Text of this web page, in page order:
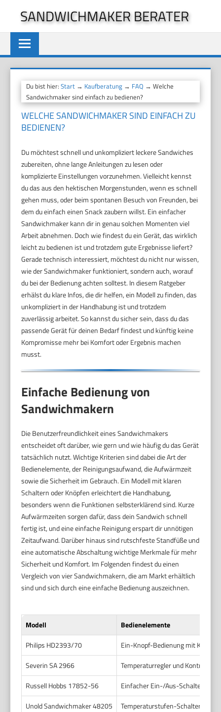
springen
SANDWICHMAKER BERATER
Du bist hier:Start → Kaufberatung → FAQ → Welche
Sandwichmaker sind einfach zu bedienen?
WELCHE SANDWICHMAKER SIND EINFACH ZU
BEDIENEN?
Du möchtest schnell und unkompliziert leckere Sandwiches
zubereiten, ohne lange Anleitungen zu lesen oder
komplizierte Einstellungen vorzunehmen. Vielleicht kennst
du das aus den hektischen Morgenstunden, wenn es schnell
gehen muss, oder beim spontanen Besuch von Freunden, bei
dem du einfach einen Snack zaubern willst. Ein einfacher
Sandwichmaker kann dir in genau solchen Momenten viel
Arbeit abnehmen. Doch wie findest du ein Gerät, das wirklich
leicht zu bedienen ist und trotzdem gute Ergebnisse liefert?
Gerade technisch interessiert, möchtest du nicht nur wissen,
wie der Sandwichmaker funktioniert, sondern auch, worauf
du bei der Bedienung achten solltest. In diesem Ratgeber
erhälst du klare Infos, die dir helfen, ein Modell zu finden, das
unkompliziert in der Handhabung ist und trotzdem
zuverlässig arbeitet. So kannst du sicher sein, dass du das
passende Gerät für deinen Bedarf findest und künftig keine
Kompromisse mehr bei Komfort oder Ergebnis machen
musst.
Einfache Bedienung von
Sandwichmakern
Die Benutzerfreundlichkeit eines Sandwichmakers
entscheidet oft darüber, wie gern und wie häufig du das Gerät
tatsächlich nutzt. Wichtige Kriterien sind dabei die Art der
Bedienelemente, der Reinigungsaufwand, die Aufwärmzeit
sowie die Sicherheit im Gebrauch. Ein Modell mit klaren
Schaltern oder Knöpfen erleichtert die Handhabung,
besonders wenn die Funktionen selbsterklärend sind. Kurze
Aufwärmzeiten sorgen dafür, dass dein Sandwich schnell
fertig ist, und eine einfache Reinigung erspart dir unnötigen
Zeitaufwand. Darüber hinaus sind rutschfeste Standfüße und
eine automatische Abschaltung wichtige Merkmale für mehr
Sicherheit und Komfort. Im Folgenden findest du einen
Vergleich von vier Sandwichmakern, die am Markt erhältlich
sind und sich durch eine einfache Bedienung auszeichnen.
Modell
Bedienelemente
Philips HD2393/70
Ein-Knopf-Bedienung mit
Severin SA 2966
Temperaturregler und
Russell Hobbs 17852-56
Einfacher Ein-/Aus-Schalter mit
Unold Sandwichmaker 48205
Temperaturstufen-Schalter,